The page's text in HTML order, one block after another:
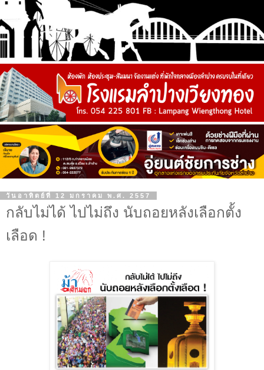
วันอาทิตย์ที่ 12 มกราคม พ.ศ. 2557
กลับไม่ได้ ไปไม่ถึง นับถอยหลังเลือกตั้ง
เลือด !